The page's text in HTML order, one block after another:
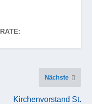
RATE:
Nächste
Kirchenvorstand St.